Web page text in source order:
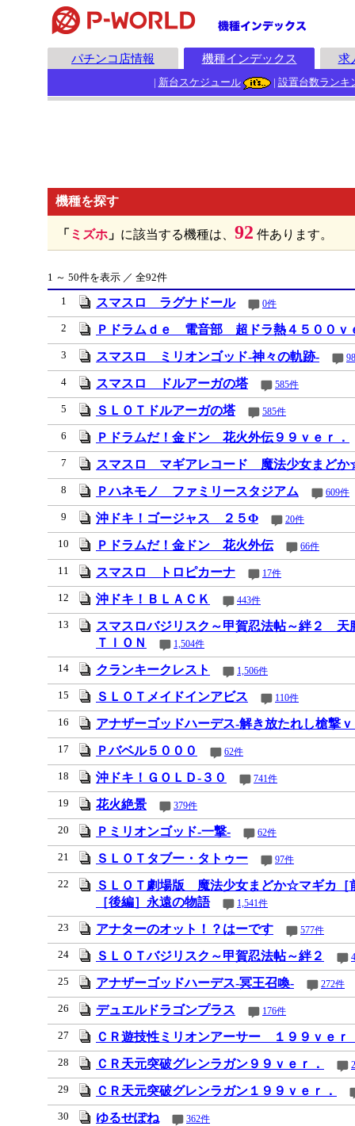
パチンコ店情報 機種インデックス 求
| 新台スケジュール | 設置台数ランキ
機種を探す
「 ミズホ 」 に該当する機種は、 92 件あります。
1 ～ 50件を表示 ／ 全92件
1
スマスロ ラグナドール 0件
2 Ｐドラムｄｅ 電音部 超ドラ熱４５００ｖ
3 スマスロ ミリオンゴッド‐神々の軌跡‐
4 スマスロ ドルアーガの塔 585件
5 ＳＬＯＴドルアーガの塔 585件
6 Ｐドラムだ！金ドン 花火外伝９９ｖｅｒ．
7 スマスロ マギアレコード 魔法少女まどか
8 Ｐハネモノ ファミリースタジアム 609件
9 沖ドキ！ゴージャス ２５Φ 20件
10 Ｐドラムだ！金ドン 花火外伝 66件
11 スマスロ トロピカーナ 17件
12 沖ドキ！ＢＬＡＣＫ 443件
13
スマスロバジリスク～甲賀忍法帖～絆２
ＴＩＯＮ
1,504件
14 クランキークレスト 1,506件
15 ＳＬＯＴメイドインアビス 110件
16 アナザーゴッドハーデス‐解き放たれし槍撃ｖ
17 Ｐバベル５０００ 62件
18 沖ドキ！ＧＯＬＤ‐３０ 741件
19 花火絶景 379件
20 Ｐミリオンゴッド‐一撃‐ 62件
21 ＳＬＯＴタブー・タトゥー 97件
22
ＳＬＯＴ劇場版 魔法少女まどか☆マギカ［
［後編］永遠の物語
1,541件
23 アナターのオット！？はーです 577件
24 ＳＬＯＴバジリスク～甲賀忍法帖～絆２
25 アナザーゴッドハーデス‐冥王召喚‐ 272件
26 デュエルドラゴンプラス 176件
27 ＣＲ遊技性ミリオンアーサー １９９ｖｅｒ
28 ＣＲ天元突破グレンラガン９９ｖｅｒ．
29 ＣＲ天元突破グレンラガン１９９ｖｅｒ．
30 ゆるせぽね 362件